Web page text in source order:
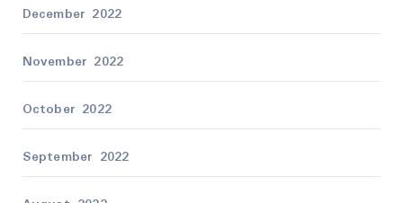
December 2022
November 2022
October 2022
September 2022